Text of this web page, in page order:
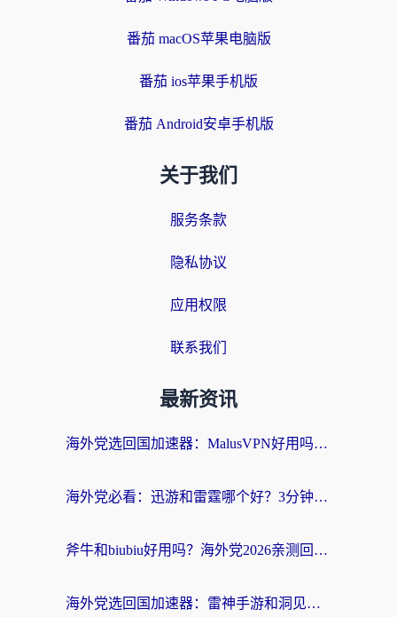
番茄 macOS苹果电脑版
番茄 ios苹果手机版
番茄 Android安卓手机版
关于我们
服务条款
隐私协议
应用权限
联系我们
最新资讯
海外党选回国加速器：MalusVPN好用吗？和快帆VPN哪个好？附真实对比与避坑指南
海外党必看：迅游和雷霆哪个好？3分钟教你选对回国加速器，无缝刷国内剧玩手游
斧牛和biubiu好用吗？海外党2026亲测回国加速器指南，附番茄加速器深度体验
海外党选回国加速器：雷神手游和洞见哪个好？附iPhone免费VPN推荐及ChickCNUfunR实测